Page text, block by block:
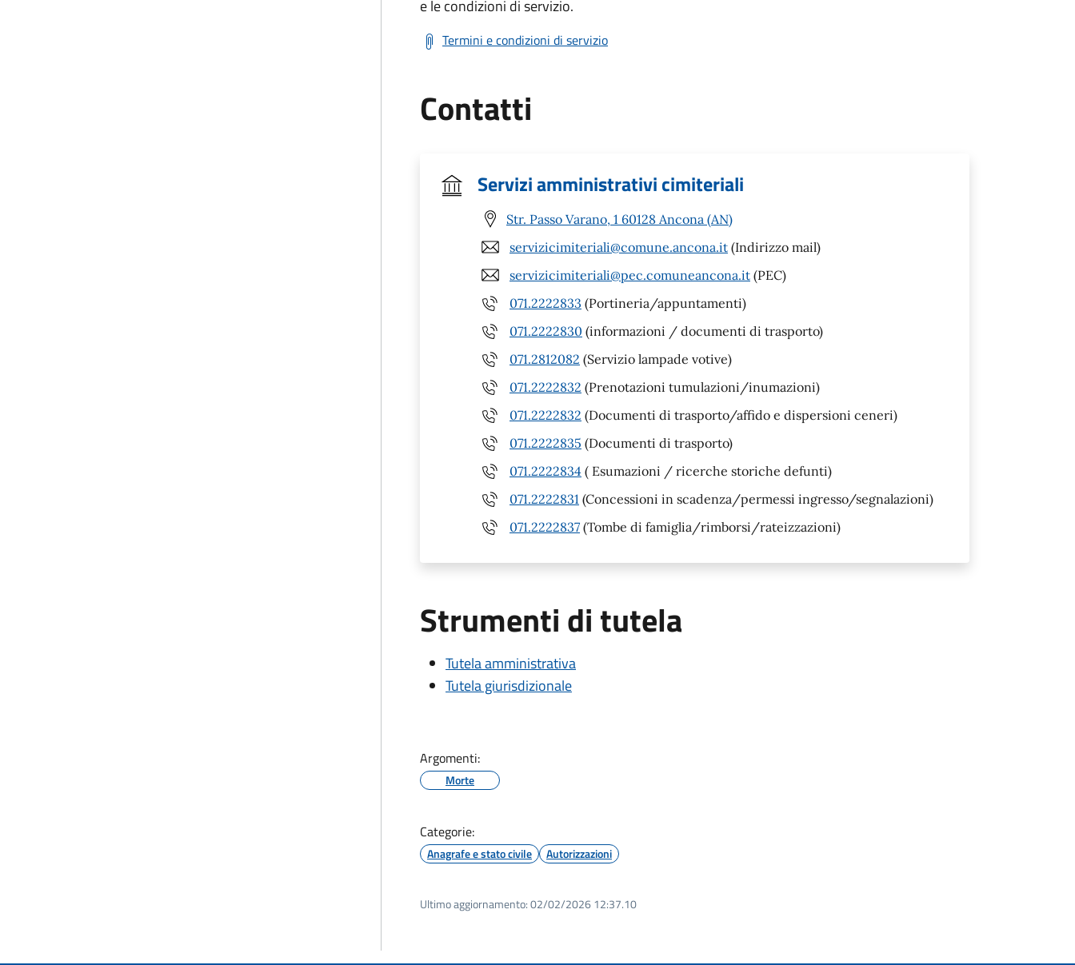
e le condizioni di servizio.
Termini e condizioni di servizio
Contatti
Servizi amministrativi cimiteriali
Str. Passo Varano, 1 60128 Ancona (AN)
servizicimiteriali@comune.ancona.it (Indirizzo mail)
servizicimiteriali@pec.comuneancona.it (PEC)
071.2222833 (Portineria/appuntamenti)
071.2222830 (informazioni / documenti di trasporto)
071.2812082 (Servizio lampade votive)
071.2222832 (Prenotazioni tumulazioni/inumazioni)
071.2222832 (Documenti di trasporto/affido e dispersioni ceneri)
071.2222835 (Documenti di trasporto)
071.2222834 ( Esumazioni / ricerche storiche defunti)
071.2222831 (Concessioni in scadenza/permessi ingresso/segnalazioni)
071.2222837 (Tombe di famiglia/rimborsi/rateizzazioni)
Strumenti di tutela
Tutela amministrativa
Tutela giurisdizionale
Argomenti:
Morte
Categorie:
Anagrafe e stato civile Autorizzazioni
Ultimo aggiornamento:02/02/2026 12:37.10